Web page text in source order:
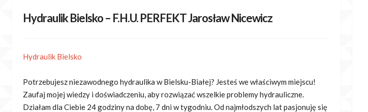
Hydraulik Bielsko – F.H.U. PERFEKT Jarosław Nicewicz
Hydraulik Bielsko
Potrzebujesz niezawodnego hydraulika w Bielsku-Białej? Jesteś we właściwym miejscu!
Zaufaj mojej wiedzy i doświadczeniu, aby rozwiązać wszelkie problemy hydrauliczne.
Działam dla Ciebie 24 godziny na dobę, 7 dni w tygodniu. Od najmłodszych lat pasjonuję się